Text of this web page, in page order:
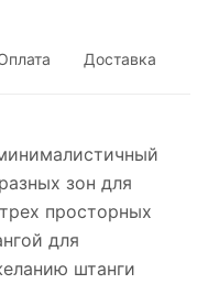
Доставка
зон для
просторных
для
штанги